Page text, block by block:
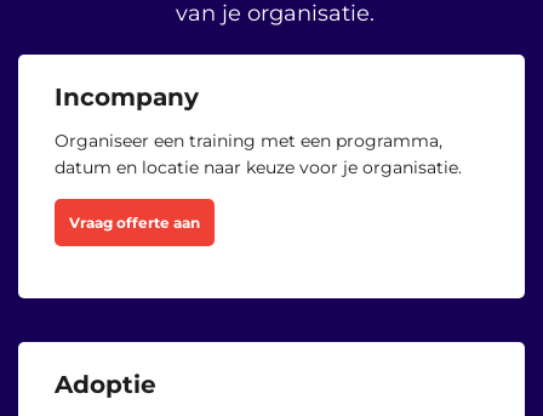
van je organisatie.
Incompany
Organiseer een training met een programma,
datum en locatie naar keuze voor je organisatie.
Vraag offerte aan
Adoptie